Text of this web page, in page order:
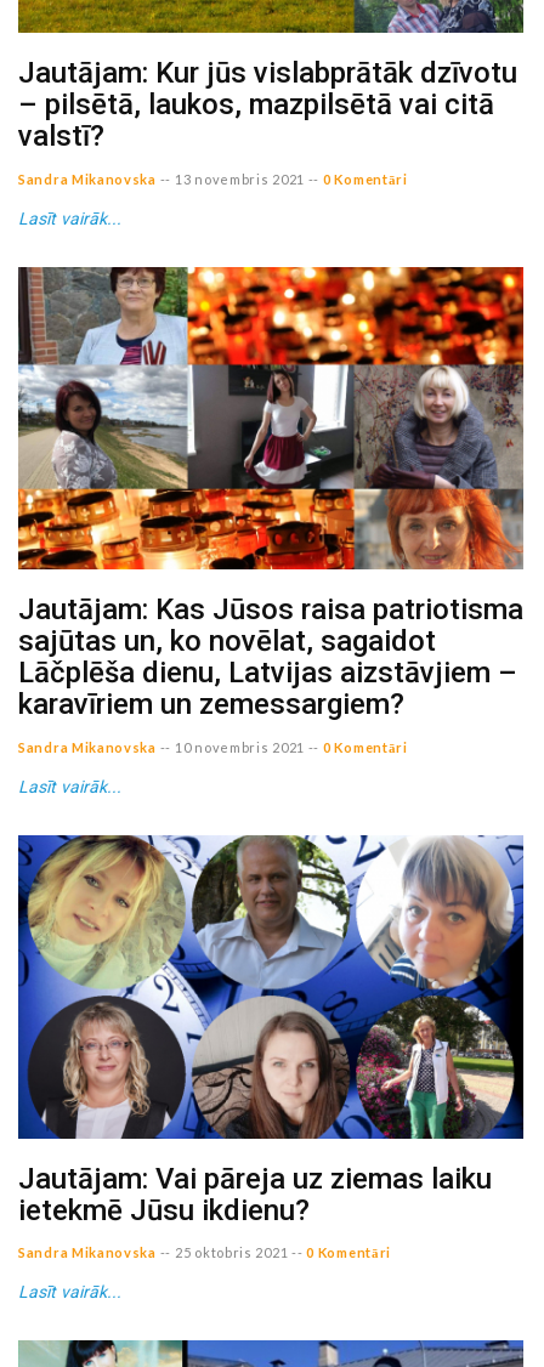
Jautājam: Kur jūs vislabprātāk dzīvotu
– pilsētā, laukos, mazpilsētā vai citā
valstī?
Sandra Mikanovska -- 13 novembris 2021 -- 0 Komentāri
Lasīt vairāk...
Jautājam: Kas Jūsos raisa patriotisma
sajūtas un, ko novēlat, sagaidot
Lāčplēša dienu, Latvijas aizstāvjiem –
karavīriem un zemessargiem?
Sandra Mikanovska -- 10 novembris 2021 -- 0 Komentāri
Lasīt vairāk...
Jautājam: Vai pāreja uz ziemas laiku
ietekmē Jūsu ikdienu?
Sandra Mikanovska -- 25 oktobris 2021 -- 0 Komentāri
Lasīt vairāk...